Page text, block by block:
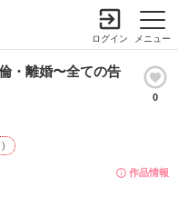
メニュー
ログイン
・離婚〜全ての告
0
作品情報